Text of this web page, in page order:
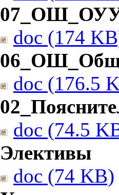
doc (174
doc (176.5
doc (74.5
Элективы
doc (74 KB)